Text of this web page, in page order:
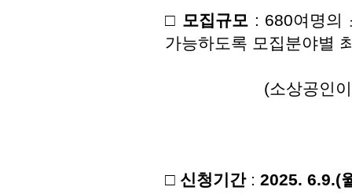
□ 모집규모 : 680여명의
가능하도록 모집분야별
(소상공인이 2개
□ 신청기간: 2025. 6.9.(